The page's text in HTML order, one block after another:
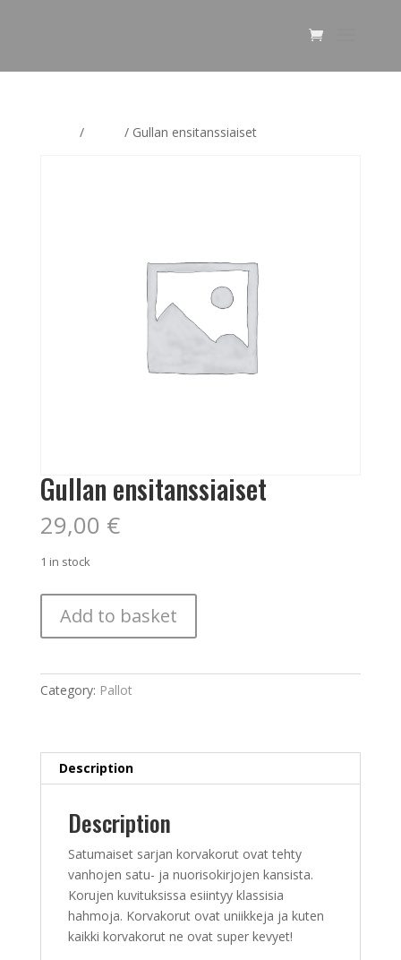
/ / Gullan ensitanssiaiset
Gullan ensitanssiaiset
29,00 €
1 in stock
ensitanssiaiset
Add to basket
Category: Pallot
Description
Description
Satumaiset sarjan korvakorut ovat tehty
vanhojen satu- ja nuorisokirjojen kansista.
Korujen kuvituksissa esiintyy klassisia
hahmoja. Korvakorut ovat uniikkeja ja kuten
kaikki korvakorut ne ovat super kevyet!